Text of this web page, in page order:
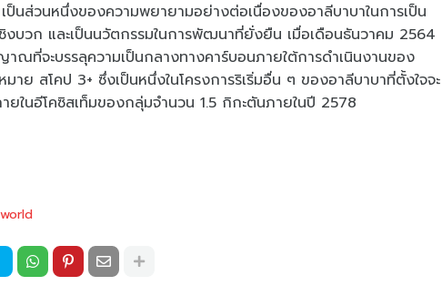
นส่วนหนึ่งของความพยายามอย่างต่อเนื่องของอาลีบาบาในการเป็น
งบวก และเป็นนวัตกรรมในการพัฒนาที่ยั่งยืน เมื่อเดือนธันวาคม 2564
ณที่จะบรรลุความเป็นกลางทางคาร์บอนภายใต้การดำเนินงานของ
าย สโคป 3+ ซึ่งเป็นหนึ่งในโครงการริเริ่มอื่น ๆ ของอาลีบาบาที่ตั้งใจจะ
ในอีโคซิสเท็มของกลุ่มจำนวน 1.5 กิกะตันภายในปี 2578
world